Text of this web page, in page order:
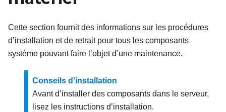
Cette section fournit des informations sur les procédures
d’installation et de retrait pour tous les composants
système pouvant faire l’objet d’une maintenance.
Conseils d’installation
Avant d’installer des composants dans le serveur,
lisez les instructions d’installation.